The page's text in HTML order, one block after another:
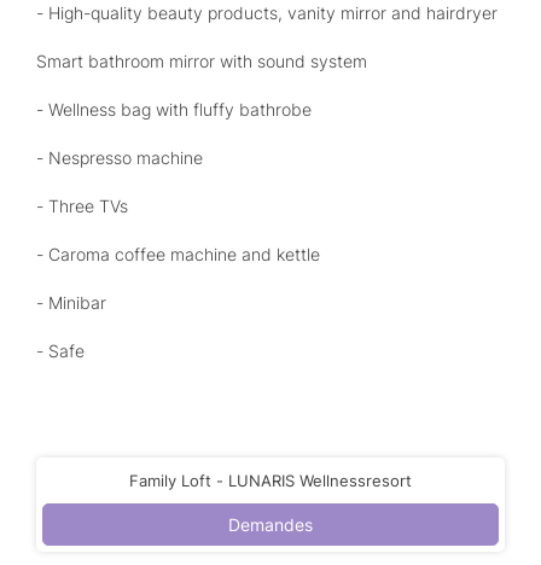
- High-quality beauty products, vanity mirror and hairdryer
Smart bathroom mirror with sound system
- Wellness bag with fluffy bathrobe
- Nespresso machine
- Three TVs
- Caroma coffee machine and kettle
- Minibar
- Safe
Family Loft - LUNARIS Wellnessresort
Demandes